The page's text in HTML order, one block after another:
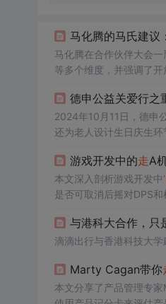
马化腾的马氏建议
马化腾在合作伙伴大会
等多个维度，并强调了
德申公益关爱行之
2024年10月11日，德申
还为老人设计生日庆生
游戏开发中的走A
本文深入剖析游戏开发中‘
是否可取消后摇对DPS
与港科大合作，只
滴滴出行与香港科技大
Marty Cagan带你
本文分享了产品管理专